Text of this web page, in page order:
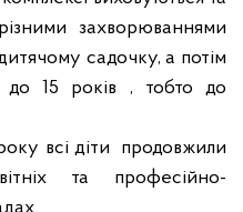
захворюваннями
садочку, а потім
до 15 років , тобто до
всі діти
продовжили
та професійно-